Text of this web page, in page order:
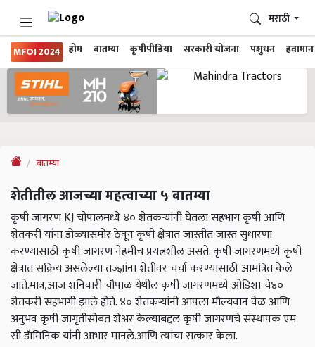
MFOI 2024 होम बातम्या कृषीपीडिया सरकारी योजना पशुधन हवामान
मराठी
बातम्या
शेतीतील आजच्या महत्वाच्या ५ बातम्या
कृषी जागरण KJ चौपालमध्ये ४० शेतकऱ्यांनी घेतला सहभाग कृषी आणि
शेतकरी यांना डोळ्यासमोर ठेवून कृषी क्षेत्रात जास्तीत जास्त सुधारणा
करण्यासाठी कृषी जागरण नेहमीच प्रयत्नशील असते. कृषी जागरणमध्ये कृषी
क्षेत्रात सक्रिय असलेल्या तज्ज्ञांना शेतीवर चर्चा करण्यासाठी आमंत्रित केले
जाते.मात्र,आज शनिवारी चौपाळ येथील कृषी जागरणमध्ये ओडिशा चे४०
शेतकरी सहभागी झाले होते. ४० शेतकऱ्यांनी आपला मौल्यवान वेळ आणि
अनुभव कृषी जागृतीसोबत शेअर केल्याबद्दल कृषी जागरणचे संस्थापक एम
सी डॅामिनिक यांनी आभार मानले.आणि त्यांचा सत्कार केला.